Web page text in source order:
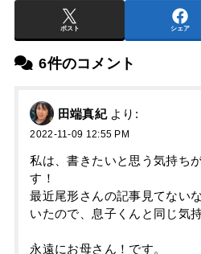
ポスト シェア
6件のコメント
田端真紀 より:
2022-11-09 12:55 PM
私は、書きたいと思う気持ち
す！
最近尾形さんの記事見てない
いたので、息子くんと同じ気
永遠にお母さん！です。